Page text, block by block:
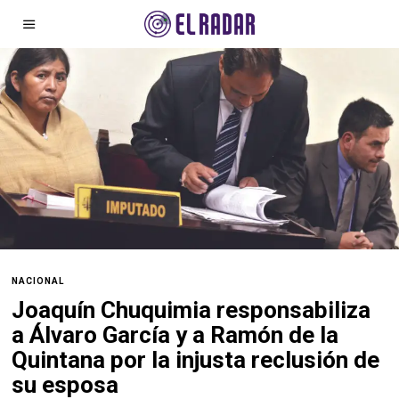
NACIONAL
Joaquín Chuquimia responsabiliza
a Álvaro García y a Ramón de la
Quintana por la injusta reclusión de
su esposa